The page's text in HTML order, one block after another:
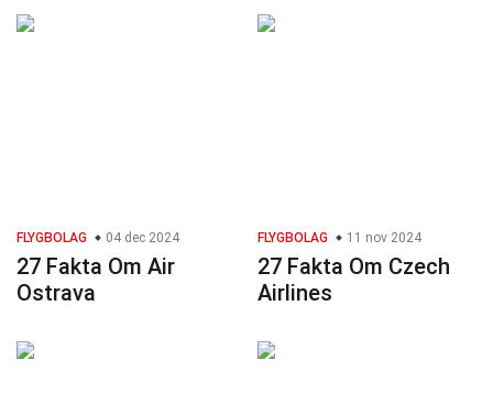
FLYGBOLAG 04 dec 2024
27 Fakta Om Air
Ostrava
FLYGBOLAG 11 nov 2024
27 Fakta Om Czech
Airlines